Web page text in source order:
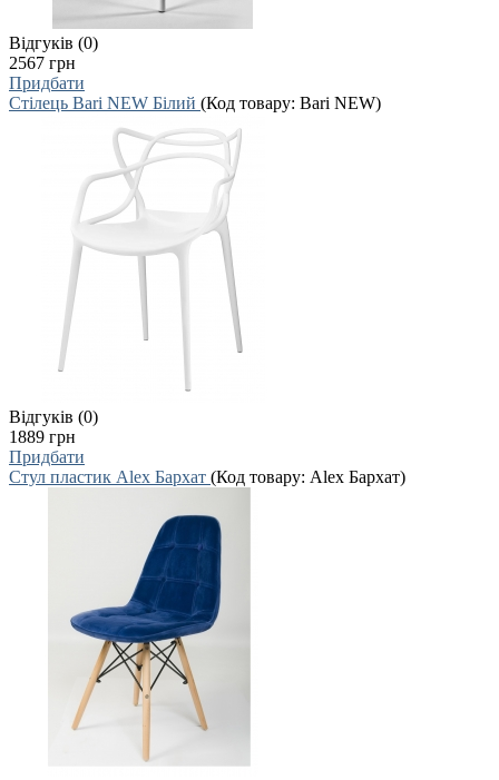
Відгуків (0)
2567 грн
Придбати
Стілець Bari NEW Білий (Код товару: Bari NEW)
Відгуків (0)
1889 грн
Придбати
Стул пластик Alex Бархат (Код товару: Alex Бархат)